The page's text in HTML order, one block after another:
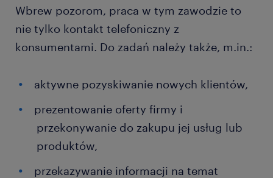
Wbrew pozorom, praca w tym zawodzie to
nie tylko kontakt telefoniczny z
konsumentami. Do zadań należy także, m.in.:
aktywne pozyskiwanie nowych klientów,
prezentowanie oferty firmy i
przekonywanie do zakupu jej usług lub
produktów,
przekazywanie informacji na temat